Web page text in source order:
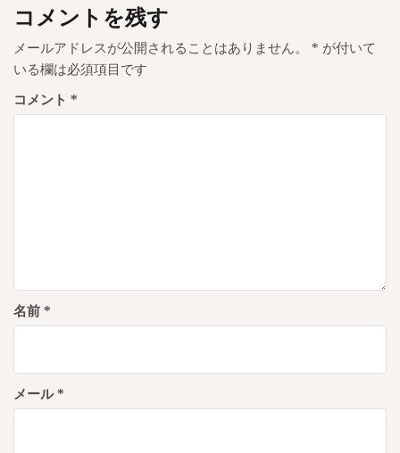
ー
シ
ョ
ン
コメントを残す
メールアドレスが公開されることはありません。 * が付いて
いる欄は必須項目です
コメント *
名前 *
メール*